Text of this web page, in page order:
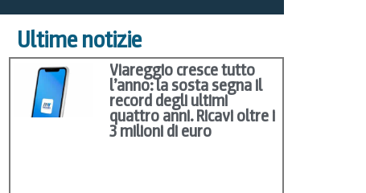
Ultime notizie
Viareggio cresce tutto
l’anno: la sosta segna il
record degli ultimi
quattro anni. Ricavi oltre i
3 milioni di euro